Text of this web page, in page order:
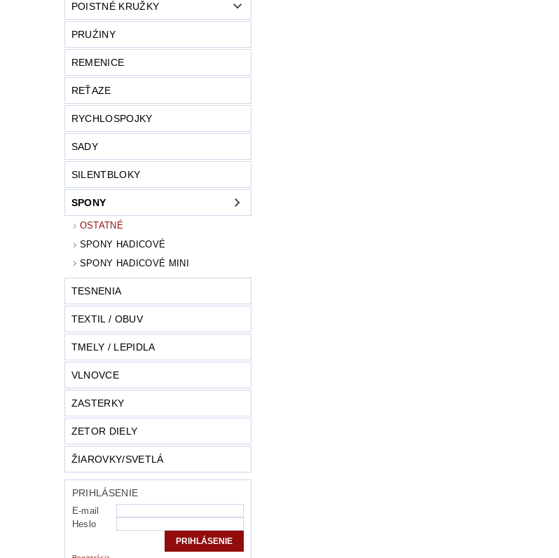
POISTNÉ KRUŽKY
PRUŹINY
REMENICE
REŤAZE
RYCHLOSPOJKY
SADY
SILENTBLOKY
SPONY
OSTATNÉ
SPONY HADICOVÉ
SPONY HADICOVÉ MINI
TESNENIA
TEXTIL / OBUV
TMELY / LEPIDLA
VLNOVCE
ZASTERKY
ZETOR DIELY
ŽIAROVKY/SVETLÁ
PRIHLÁSENIE
E-mail
Heslo